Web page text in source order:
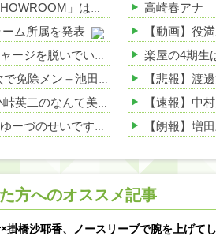
本日8/6の乃木坂46「猫舌SHOWROOM」は筒井あやめ＆鈴木佑捺
ム所属を発表
【櫻坂46】田村保乃だけジャージを脱いでいた理由
乃木坂39th全国ミーグリ1次で免除メン＋池田・一ノ瀬・井上・川﨑・菅原・中西が全完売
乃木坂46 池田瑛紗出演「小峠英二のなんて美だ！」テーマ：徳川家康【2025.8.5 24:00〜 TOKYO MX】
【櫻坂46】ハリソン守屋「ゆーづのせいです」【ラヴィット!】
【日向坂46】この月、何かあるのか！？『お願いバッハ！』ミーグリ日程がこちら
RSS
Powered by
方へのオススメ記事
×掛橋沙耶香、ノースリーブで腕を上げて